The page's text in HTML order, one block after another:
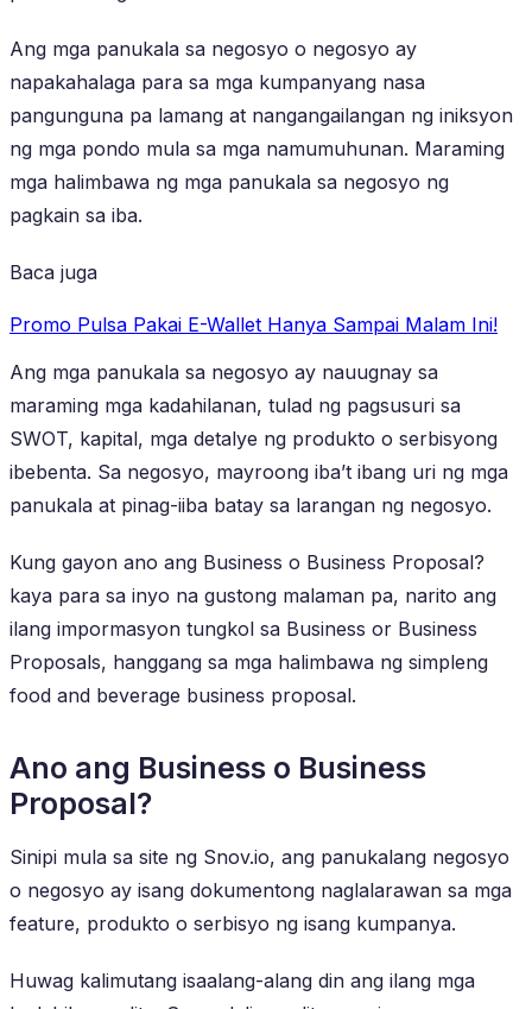
Ang mga panukala sa negosyo o negosyo ay
napakahalaga para sa mga kumpanyang nasa
pangunguna pa lamang at nangangailangan ng iniksyon
ng mga pondo mula sa mga namumuhunan. Maraming
mga halimbawa ng mga panukala sa negosyo ng
pagkain sa iba.
Baca juga
Promo Pulsa Pakai E-Wallet Hanya Sampai Malam Ini!
Ang mga panukala sa negosyo ay nauugnay sa
maraming mga kadahilanan, tulad ng pagsusuri sa
SWOT, kapital, mga detalye ng produkto o serbisyong
ibebenta. Sa negosyo, mayroong iba’t ibang uri ng mga
panukala at pinag-iiba batay sa larangan ng negosyo.
Kung gayon ano ang Business o Business Proposal?
kaya para sa inyo na gustong malaman pa, narito ang
ilang impormasyon tungkol sa Business or Business
Proposals, hanggang sa mga halimbawa ng simpleng
food and beverage business proposal.
Ano ang Business o Business
Proposal?
Sinipi mula sa site ng Snov.io, ang panukalang negosyo
o negosyo ay isang dokumentong naglalarawan sa mga
feature, produkto o serbisyo ng isang kumpanya.
Huwag kalimutang isaalang-alang din ang ilang mga